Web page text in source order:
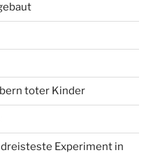
toter Kinder
Experiment in